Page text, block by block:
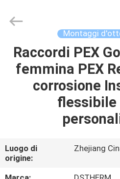
CASA
PRODOTTI
NOI
DSTHERM
INDUSTRIAL
Reserved.
Montaggi
Raccordi PEX
femmina PEX
corrosione
flessibile
Luogo di
origine:
Zhejiang